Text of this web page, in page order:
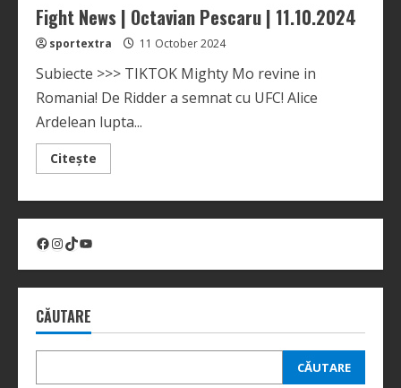
Fight News | Octavian Pescaru | 11.10.2024
sportextra 11 October 2024
Subiecte >>> TIKTOK Mighty Mo revine in
Romania! De Ridder a semnat cu UFC! Alice
Ardelean lupta...
Citește
more
|
11.10.2024
Facebook
Instagram
TikTokYouTube
CĂUTARE
CĂUTARE